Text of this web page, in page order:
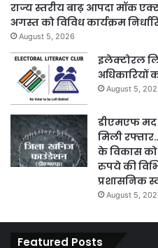
राज्य स्तरीय बाढ़ आपदा मॉक
अगस्त को विविध कार्यक्रम
August 5, 2026
इलेक्टोरल
अधिकारियों
August 5,
डीएमएफ मद
मिली
के विकास को
रुपये की
प्रशासनिक
August 5,
Featured Posts